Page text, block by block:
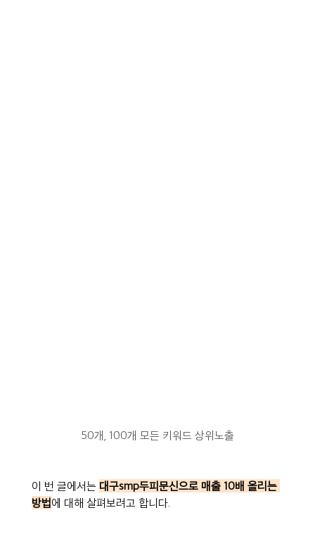
50개, 100개 모든 키워드 상위노출
이 번 글에서는 대구smp두피문신으로 매출 10배 올리는
방법에 대해 살펴보려고 합니다.